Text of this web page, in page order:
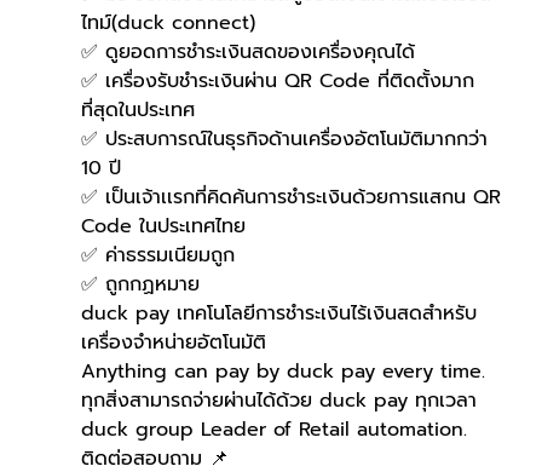
ไทม์(duck connect)
✅ ดูยอดการชำระเงินสดของเครื่องคุณได้
✅ เครื่องรับชำระเงินผ่าน QR Code ที่ติดตั้งมาก
ที่สุดในประเทศ
✅ ประสบการณ์ในธุรกิจด้านเครื่องอัตโนมัติมากกว่า
10 ปี
✅ เป็นเจ้าเเรกที่คิดค้นการชำระเงินด้วยการแสกน QR
Code ในประเทศไทย
✅ ค่าธรรมเนียมถูก
✅ ถูกกฏหมาย
duck pay เทคโนโลยีการชำระเงินไร้เงินสดสำหรับ
เครื่องจำหน่ายอัตโนมัติ
Anything can pay by duck pay every time.
ทุกสิ่งสามารถจ่ายผ่านได้ด้วย duck pay ทุกเวลา
duck group Leader of Retail automation.
ติดต่อสอบถาม 📌